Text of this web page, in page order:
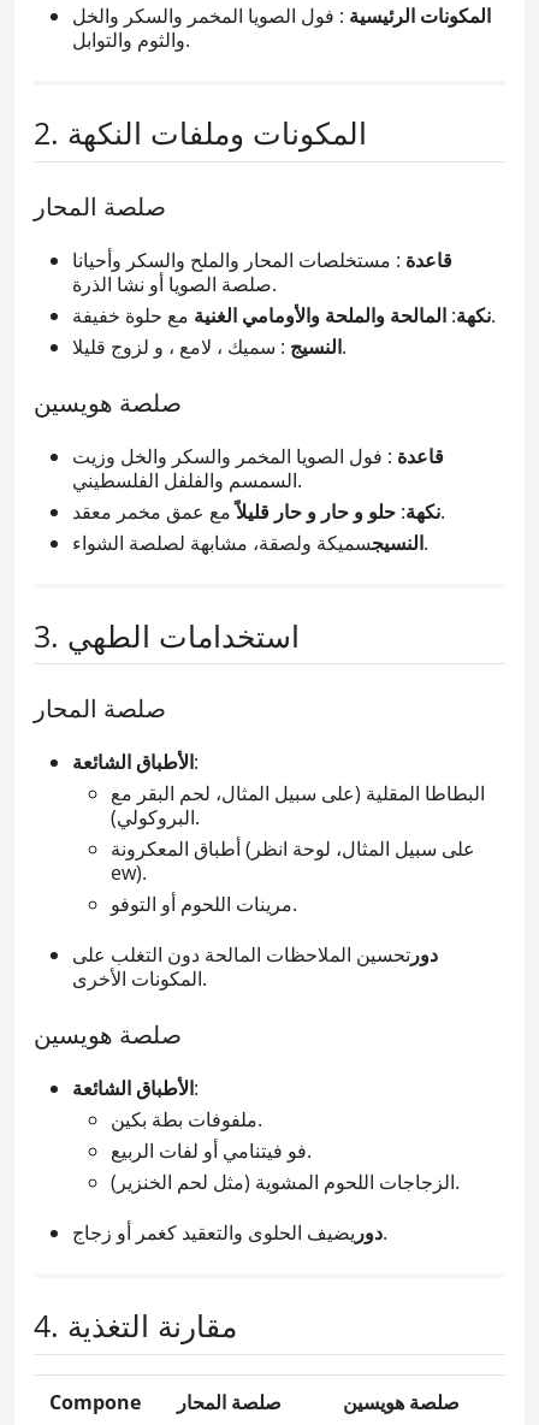
المكونات الرئيسية : فول الصويا المخمر والسكر والخل
والثوم والتوابل.
2. المكونات وملفات النكهة
صلصة المحار
قاعدة : مستخلصات المحار والملح والسكر وأحيانا
صلصة الصويا أو نشا الذرة.
نكهة: المالحة والملحة والأومامي الغنية
مع حلوة خفيفة.
النسيج: سميك ، لامع ، و لزوج قليلا.
صلصة هويسين
قاعدة : فول الصويا المخمر والسكر والخل وزيت
السمسم والفلفل الفلسطيني.
نكهة: حلو و حار و حار قليلاً
مع عمق مخمر معقد.
النسيجسميكة ولصقة، مشابهة لصلصة الشواء.
3. استخدامات الطهي
صلصة المحار
الأطباق الشائعة:
البطاطا المقلية (على سبيل المثال، لحم البقر مع
البروكولي).
أطباق المعكرونة (على سبيل المثال، لوحة انظر
ew).
مرينات اللحوم أو التوفو.
دورتحسين الملاحظات المالحة دون التغلب على
المكونات الأخرى.
صلصة هويسين
الأطباق الشائعة:
ملفوفات بطة بكين.
فو فيتنامي أو لفات الربيع.
الزجاجات اللحوم المشوية (مثل لحم الخنزير).
دوريضيف الحلوى والتعقيد كغمر أو زجاج.
4. مقارنة التغذية
Compone
صلصة المحار
صلصة هويسين